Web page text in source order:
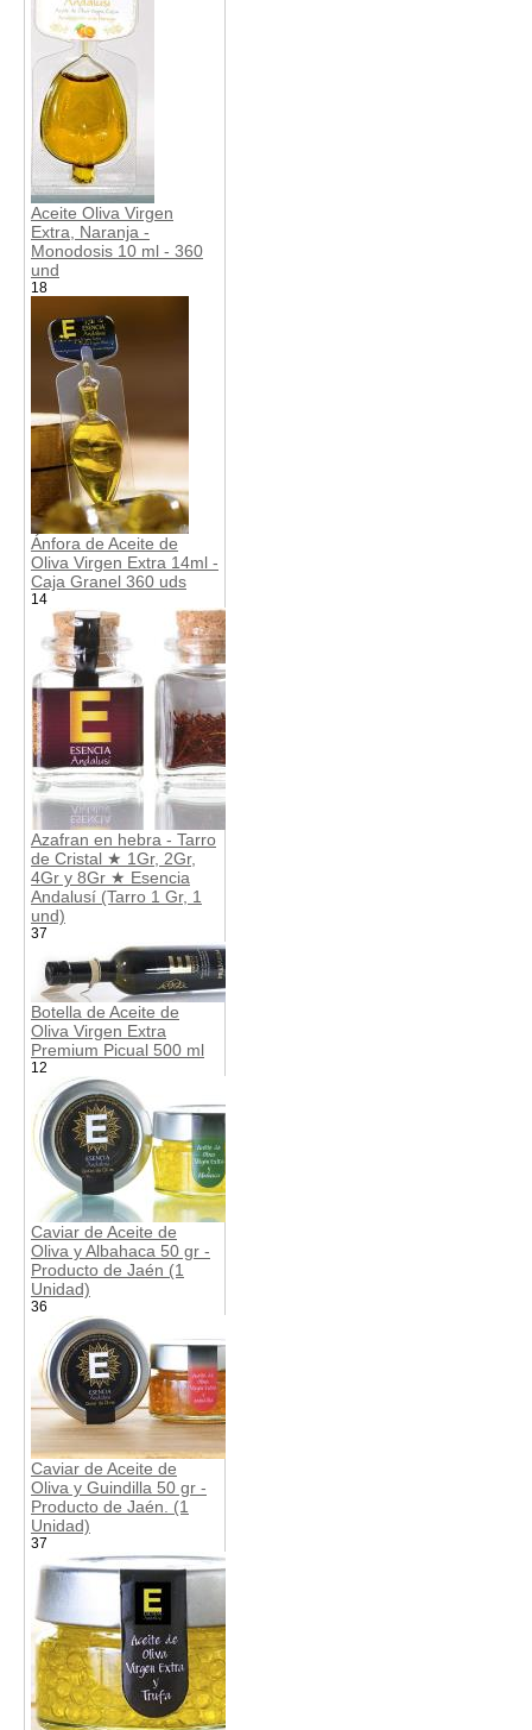
Aceite Oliva Virgen
Extra, Naranja -
Monodosis 10 ml - 360
und
18
Ánfora de Aceite de
Oliva Virgen Extra 14ml -
Caja Granel 360 uds
14
Azafran en hebra - Tarro
de Cristal ★ 1Gr, 2Gr,
4Gr y 8Gr ★ Esencia
Andalusí (Tarro 1 Gr, 1
und)
37
Botella de Aceite de
Oliva Virgen Extra
Premium Picual 500 ml
12
Caviar de Aceite de
Oliva y Albahaca 50 gr -
Producto de Jaén (1
Unidad)
36
Caviar de Aceite de
Oliva y Guindilla 50 gr -
Producto de Jaén. (1
Unidad)
37